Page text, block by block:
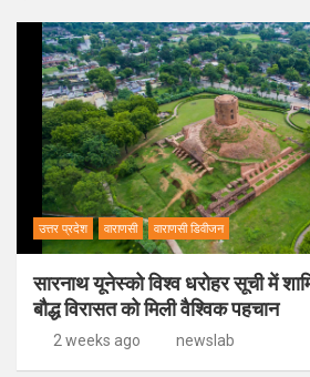
उत्तर प्रदेश वाराणसी वाराणसी डिवीजन
सारनाथ यूनेस्को विश्व धरोहर सूची में
बौद्ध विरासत को मिली वैश्विक पहचान
2 weeks ago newslab